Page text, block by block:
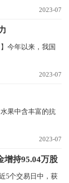
2023-07
今年以来，我国
2023-07
果中含丰富的抗
2023-07
增持95.04万股
5个交易日中，获